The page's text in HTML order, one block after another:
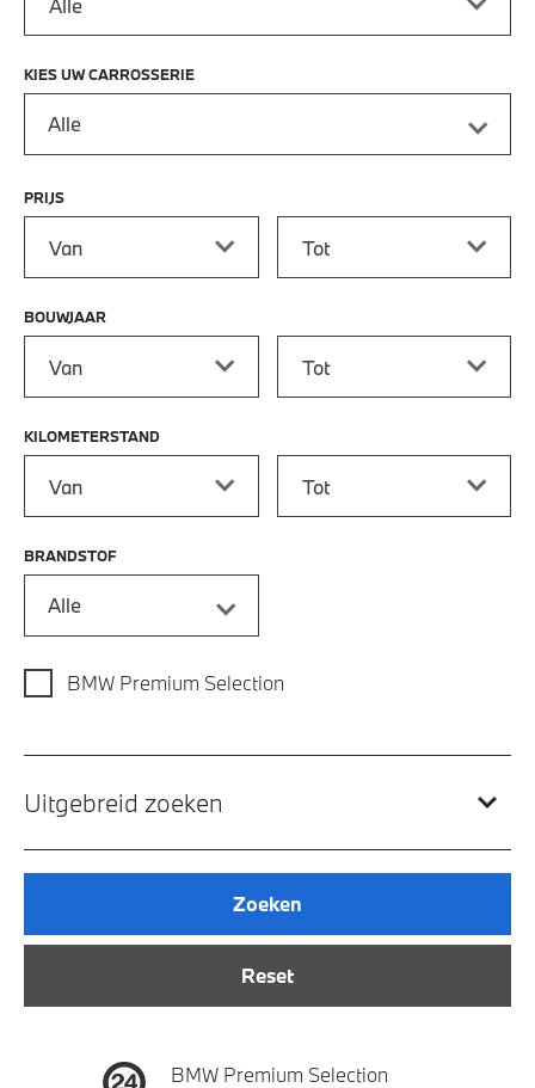
KIES UW CARROSSERIE
Alle
PRIJS
BOUWJAAR
KILOMETERSTAND
BRANDSTOF
Alle
BMW Premium Selection
Uitgebreid zoeken
Reset
Zoeken
BMW Premium Selection